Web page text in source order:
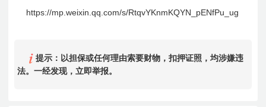
https://mp.weixin.qq.com/s/RtqvYKnmKQYN_pENfPu_ug
提示：以担保或任何理由索要财物，扣押证照，均涉嫌违
法。一经发现，立即举报。